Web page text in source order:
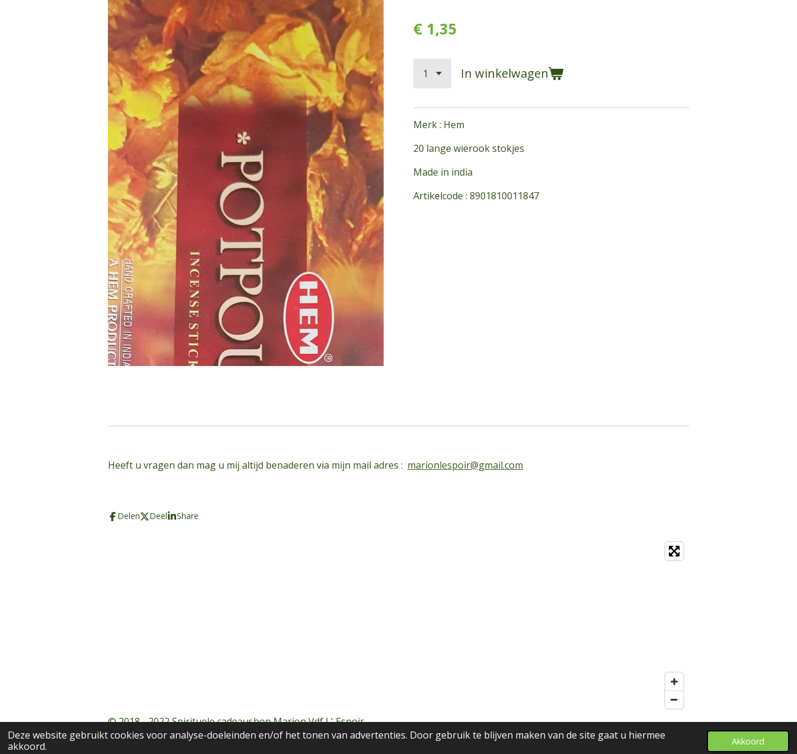
Deze website gebruikt cookies voor analyse-doeleinden en/of het tonen van advertenties. Door gebruik te blijven maken van de site gaat u hiermee
akkoord.
Akkoord
€ 1,35
In winkelwagen
Merk : Hem
20 lange wierook stokjes
Made in india
Artikelcode : 8901810011847
Heeft u vragen dan mag u mij altijd benaderen via mijn mail adres : marionlespoir@gmail.com
Delen Deel Share
© 2018 - 2022 Spirituele cadeaushop Marion Vdf L' Espoir